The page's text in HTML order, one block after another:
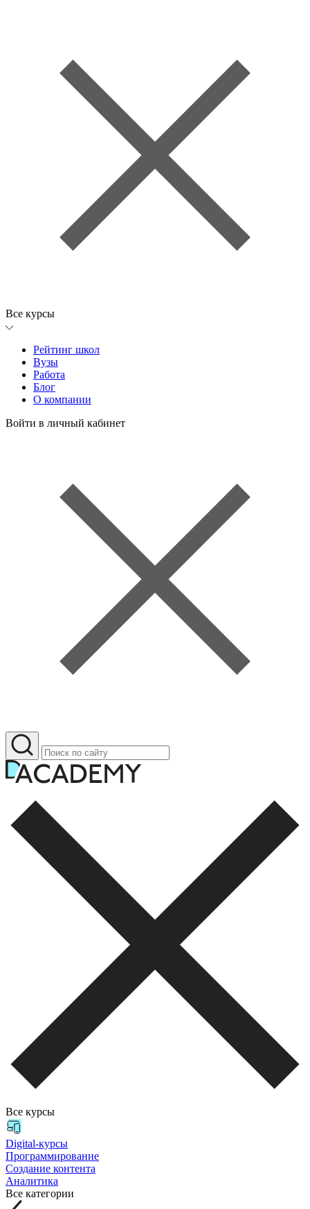
Все курсы
Рейтинг школ
Вузы
Работа
Блог
О компании
Войти в личный кабинет
Все курсы
Digital-курсы
Программирование
Создание контента
Аналитика
Все категории